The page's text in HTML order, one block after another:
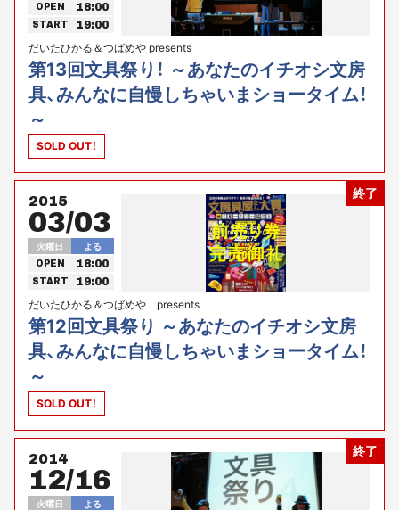
OPEN 18:00
START 19:00
だいたひかる＆つばめや presents
第13回文具祭り！ ～あなたのイチオシ文房
具、みんなに自慢しちゃいまショータイム！
～
SOLD OUT！
終了
2015
03/03
火曜日 よる
OPEN 18:00
START 19:00
だいたひかる＆つばめや presents
第12回文具祭り ～あなたのイチオシ文房
具、みんなに自慢しちゃいまショータイム！
～
SOLD OUT！
終了
2014
12/16
火曜日 よる